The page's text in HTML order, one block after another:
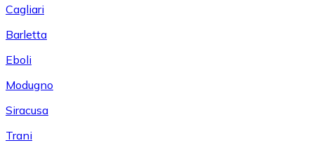
Cagliari
Barletta
Eboli
Modugno
Siracusa
Trani